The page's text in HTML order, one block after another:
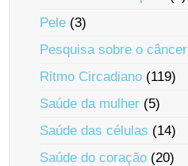
Pele (3)
Pesquisa sobre o câncer
Ritmo Circadiano (119)
Saúde da mulher (5)
Saúde das células (14)
Saúde do coração (20)